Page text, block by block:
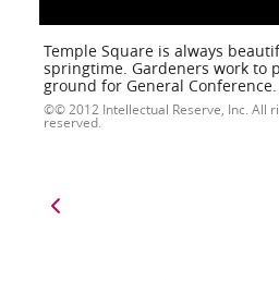
Temple Square is always
springtime. Gardeners work to
ground for General Conference.
© 2012 Intellectual Reserve, Inc. All
reserved.